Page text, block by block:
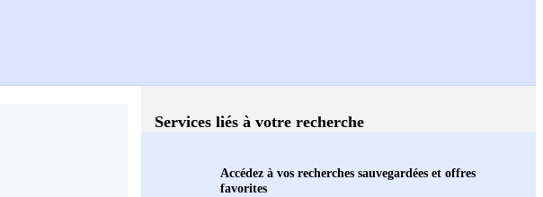
Services liés à votre recherche
Accédez à vos recherches sauvegardées et offres
favorites